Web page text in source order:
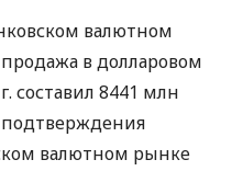
валютном
в долларовом
составил 8441 млн
валютном рынке